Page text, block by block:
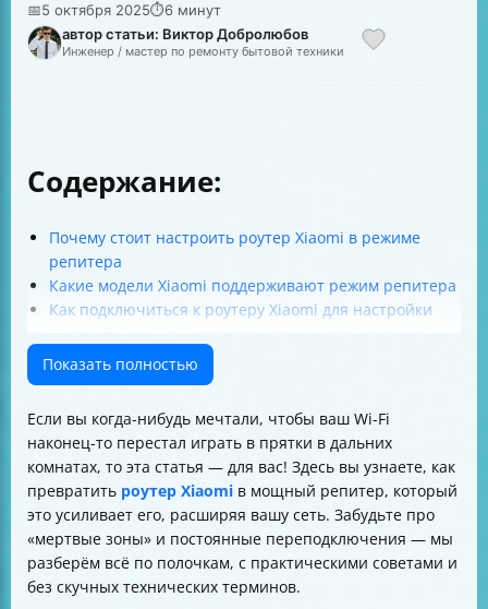
📅5 октября 2025⏱6 минут
автор статьи: Виктор Добролюбов
Инженер / мастер по ремонту бытовой техники
Содержание:
Почему стоит настроить роутер Xiaomi в режиме
репитера
Какие модели Xiaomi поддерживают режим репитера
Как подключиться к роутеру Xiaomi для настройки
Как выбрать режим работы "Ретранслятор" в панели
управления
диапазоне 2.4 ГГц
Как подключить репитер к основному роутеру по Wi-
Fi и LAN
Как настроить два роутера Xiaomi в одной сети
Как сбросить настройки роутера Xiaomi
Как зайти в панель управления после перевода в
режим репитера
Как сделать так, чтобы роутер Xiaomi усиливал
Показать полностью
Если вы когда-нибудь мечтали, чтобы ваш Wi-Fi
наконец-то перестал играть в прятки в дальних
комнатах, то эта статья — для вас! Здесь вы узнаете, как
превратить роутер Xiaomi в мощный репитер, который
это усиливает его, расширяя вашу сеть. Забудьте про
«мертвые зоны» и постоянные переподключения — мы
разберём всё по полочкам, с практическими советами и
без скучных технических терминов.